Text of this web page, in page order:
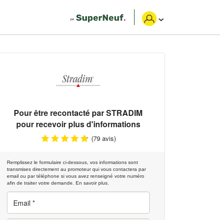
Pour être recontacté parSTRADIM
pour recevoir plus d'informations
(79 avis)
Remplissez le formulaire ci-dessous, vos informations sont
transmises directement au promoteur qui vous contactera par
email ou par téléphone si vous avez renseigné votre numéro
afin de traiter votre demande. En savoir plus.